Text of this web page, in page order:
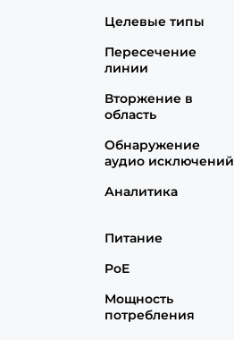
Целевые типы
Пересечение
линии
Вторжение в
область
Обнаружение
аудио исключений
Аналитика
Питание
PoE
Мощность
потребления